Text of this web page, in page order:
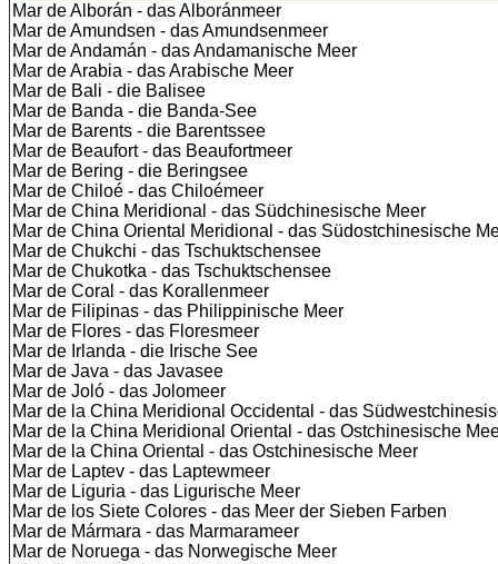
Mar de Alborán - das Alboránmeer
Mar de Amundsen - das Amundsenmeer
Mar de Andamán - das Andamanische Meer
Mar de Arabia - das Arabische Meer
Mar de Bali - die Balisee
Mar de Banda - die Banda-See
Mar de Barents - die Barentssee
Mar de Beaufort - das Beaufortmeer
Mar de Bering - die Beringsee
Mar de Chiloé - das Chiloémeer
Mar de China Meridional - das Südchinesische Meer
Mar de China Oriental Meridional - das Südostchinesische
Mar de Chukchi - das Tschuktschensee
Mar de Chukotka - das Tschuktschensee
Mar de Coral - das Korallenmeer
Mar de Filipinas - das Philippinische Meer
Mar de Flores - das Floresmeer
Mar de Irlanda - die Irische See
Mar de Java - das Javasee
Mar de Joló - das Jolomeer
Mar de la China Meridional Occidental - das
Mar de la China Meridional Oriental - das Ostchinesische
Mar de la China Oriental - das Ostchinesische Meer
Mar de Laptev - das Laptewmeer
Mar de Liguria - das Ligurische Meer
Mar de los Siete Colores - das Meer der Sieben Farben
Mar de Mármara - das Marmarameer
Mar de Noruega - das Norwegische Meer